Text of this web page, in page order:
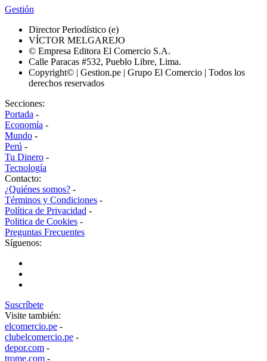
Gestión
Director Periodístico (e)
VÍCTOR MELGAREJO
© Empresa Editora El Comercio S.A.
Calle Paracas #532, Pueblo Libre, Lima.
Copyright© | Gestion.pe | Grupo El Comercio | Todos los
derechos reservados
Secciones:
Portada -
Economía -
Mundo -
Perú -
Tu Dinero -
Tecnología
Contacto:
¿Quiénes somos? -
Términos y Condiciones -
Política de Privacidad -
Politica de Cookies -
Preguntas Frecuentes
Síguenos:
Suscríbete
Visite también:
elcomercio.pe -
clubelcomercio.pe -
depor.com -
trome.com -